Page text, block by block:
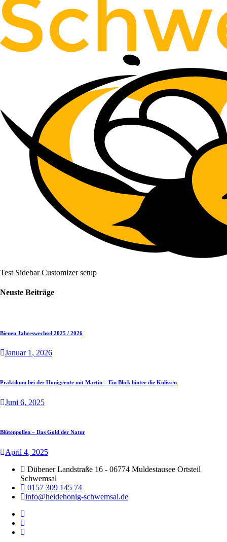
Test Sidebar Customizer setup
Neuste Beiträge
Bienen Jahreswechsel 2025 / 2026
Januar 1, 2026
Praktikum bei der Honigernte mit Martin – Ein Blick hinter die Kulissen
Juni 6, 2025
Blütenpollen – Das Gold der Natur
April 4, 2025
Dübener Landstraße 16 - 06774 Muldestausee Ortsteil
Schwemsal
0157 309 145 74
info@heidehonig-schwemsal.de